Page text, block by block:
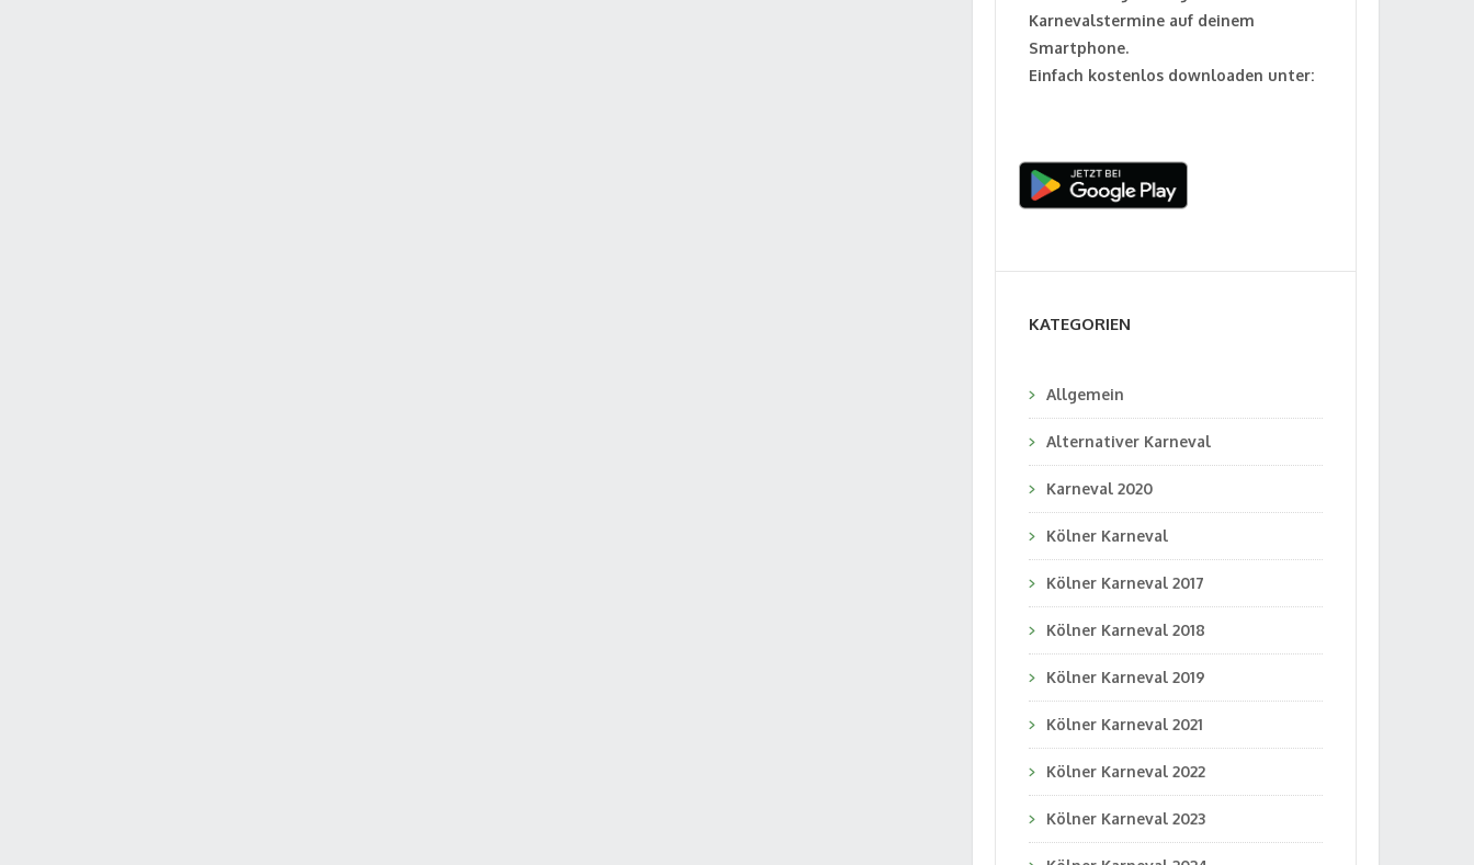
Karnevalstermine auf deinem
Smartphone.
Einfach kostenlos downloaden unter:
KATEGORIEN
Allgemein
Alternativer Karneval
Karneval 2020
Kölner Karneval
Kölner Karneval 2017
Kölner Karneval 2018
Kölner Karneval 2019
Kölner Karneval 2021
Kölner Karneval 2022
Kölner Karneval 2023